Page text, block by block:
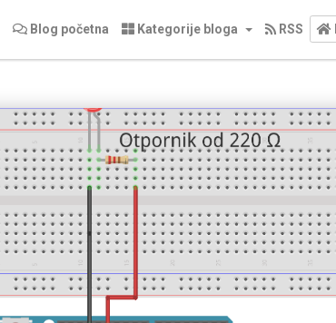
Blog početna
Kategorije bloga RSS